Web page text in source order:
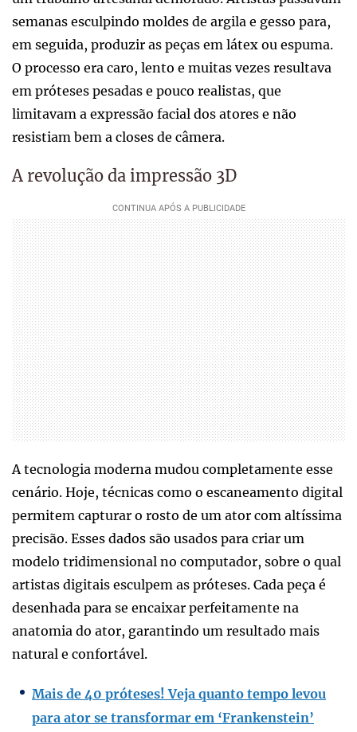
semanas esculpindo moldes de argila e gesso para,
em seguida, produzir as peças em látex ou espuma.
O processo era caro, lento e muitas vezes resultava
em próteses pesadas e pouco realistas, que
limitavam a expressão facial dos atores e não
resistiam bem a closes de câmera.
A revolução da impressão 3D
A tecnologia moderna mudou completamente esse
cenário. Hoje, técnicas como o escaneamento digital
permitem capturar o rosto de um ator com altíssima
precisão. Esses dados são usados para criar um
modelo tridimensional no computador, sobre o qual
artistas digitais esculpem as próteses. Cada peça é
desenhada para se encaixar perfeitamente na
anatomia do ator, garantindo um resultado mais
natural e confortável.
Mais de 40 próteses! Veja quanto tempo levou
para ator se transformar em ‘Frankenstein’